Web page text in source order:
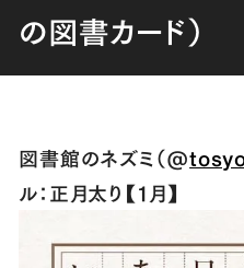
の図書カード）
図書館のネズミ（@
ル：正月太り【１月】